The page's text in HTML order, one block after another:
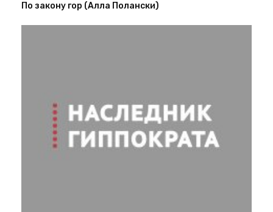
По закону гор (Алла Полански)